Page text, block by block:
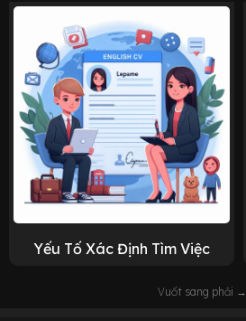
Yếu Tố Xác Định Tìm Việc
Vuốt sang phải →